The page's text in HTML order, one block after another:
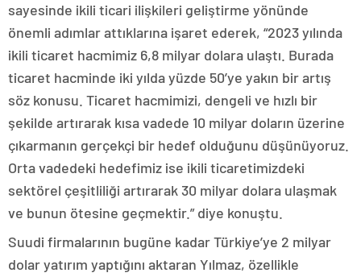
sayesinde ikili ticari ilişkileri geliştirme yönünde
önemli adımlar attıklarına işaret ederek, “2023 yılında
ikili ticaret hacmimiz 6,8 milyar dolara ulaştı. Burada
ticaret hacminde iki yılda yüzde 50’ye yakın bir artış
söz konusu. Ticaret hacmimizi, dengeli ve hızlı bir
şekilde artırarak kısa vadede 10 milyar doların üzerine
çıkarmanın gerçekçi bir hedef olduğunu düşünüyoruz.
Orta vadedeki hedefimiz ise ikili ticaretimizdeki
sektörel çeşitliliği artırarak 30 milyar dolara ulaşmak
ve bunun ötesine geçmektir.” diye konuştu.
Suudi firmalarının bugüne kadar Türkiye’ye 2 milyar
dolar yatırım yaptığını aktaran Yılmaz, özellikle